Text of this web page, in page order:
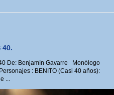
40.
De: Benjamín Gavarre Monólogo
: BENITO (Casi 40 años):
...